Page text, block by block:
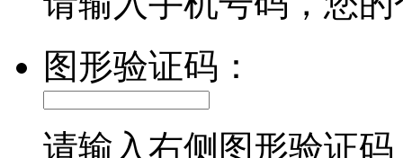
图形验证码：
请输入右侧图形验证码